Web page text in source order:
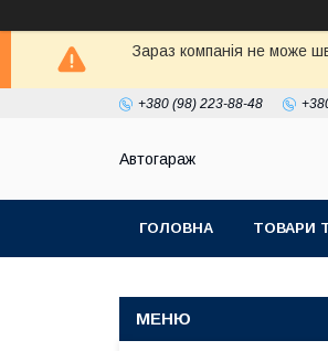
Зараз компанія не може
+380 (98) 223-88-48
Автогараж
ГОЛОВНА ТОВАРИ